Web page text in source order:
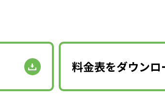
料金表をダウン